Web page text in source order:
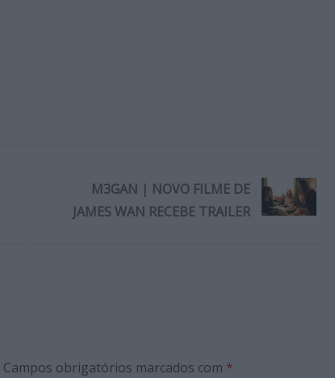
M3GAN | NOVO FILME DE
JAMES WAN RECEBE TRAILER
Campos obrigatórios marcados com *